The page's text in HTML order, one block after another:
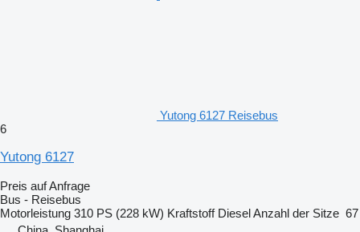
Yutong 6127 Reisebus
6
Yutong 6127
Preis auf Anfrage
Bus - Reisebus
Motorleistung 310 PS (228 kW) Kraftstoff DieselAnzahl der Sitze 67